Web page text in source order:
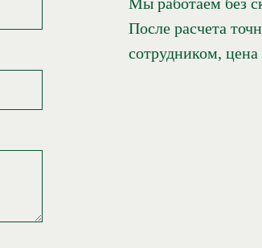
После расчета
сотрудником,